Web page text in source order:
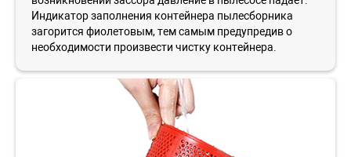
Индикатор заполнения контейнера пылесборника
загорится фиолетовым, тем самым предупредив о
необходимости произвести чистку контейнера.